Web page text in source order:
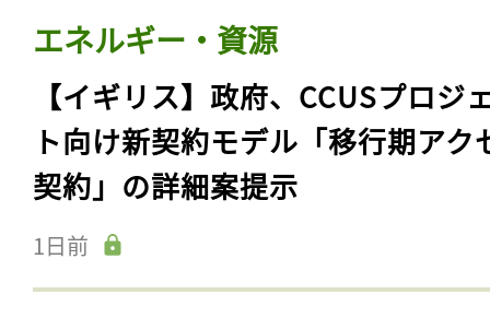
エネルギー・資源
【イギリス】政府、CCUSプロジ
ト向け新契約モデル「移行期アク
契約」の詳細案提示
1日前